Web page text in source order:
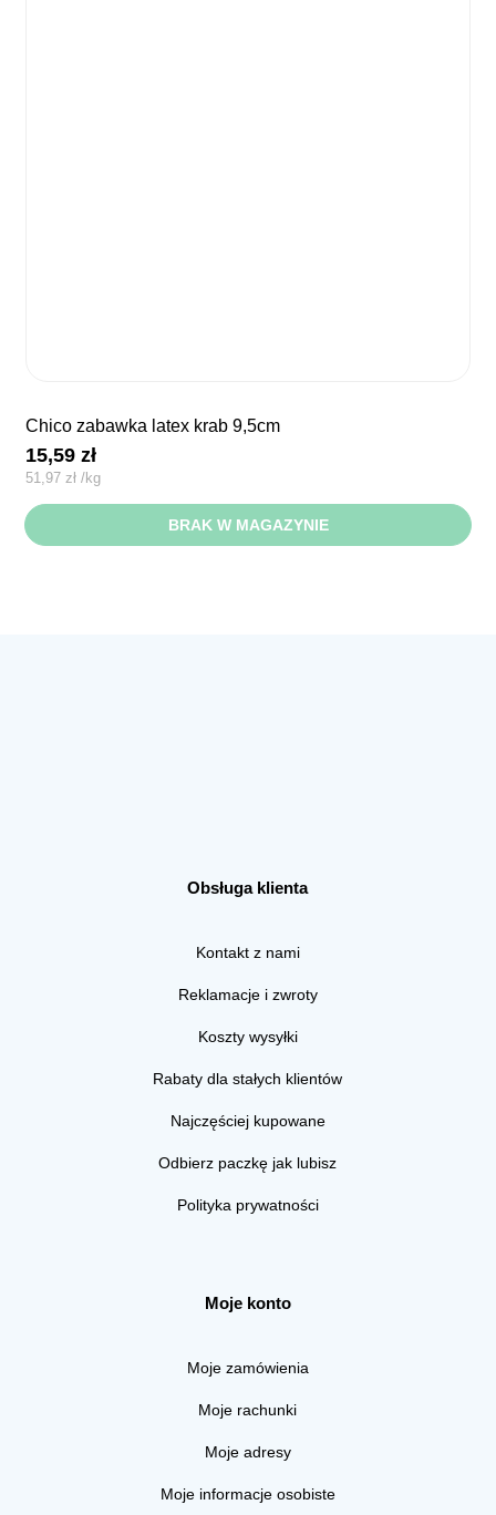
chico zabawka latex krab 9,5cm
15,59zł
51,97 zł /kg
BRAK W MAGAZYNIE
Obsługa klienta
Kontakt z nami
Reklamacje i zwroty
Koszty wysyłki
Rabaty dla stałych klientów
Najczęściej kupowane
Odbierz paczkę jak lubisz
Polityka prywatności
Moje konto
Moje zamówienia
Moje rachunki
Moje adresy
Moje informacje osobiste